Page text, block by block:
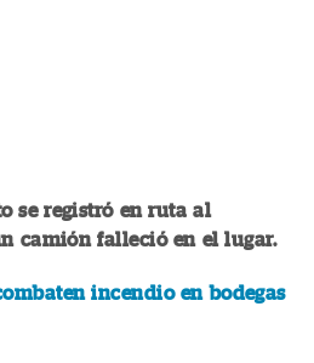
se registró en ruta al
camión falleció en el lugar.
incendio en bodegas